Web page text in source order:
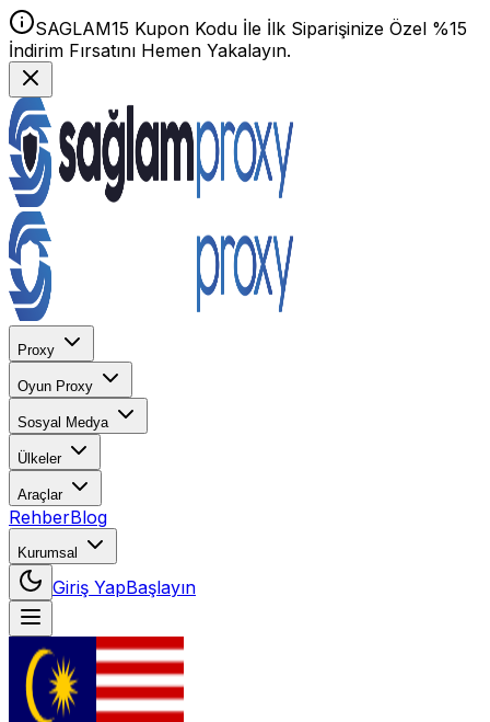
SAGLAM15 Kupon Kodu İle İlk Siparişinize Özel %15
İndirim Fırsatını Hemen Yakalayın.
Proxy
Oyun Proxy
Sosyal Medya
Ülkeler
Araçlar
RehberBlog
Kurumsal
Giriş YapBaşlayın